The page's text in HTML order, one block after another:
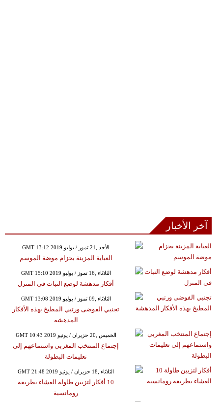
آخر الأخبار
GMT 13:12 2019 الأحد ,21 تموز / يوليو
العباية المزينة بحزام موضة الموسم
GMT 15:10 2019 الثلاثاء ,16 تموز / يوليو
أفكار مدهشة لوضع النبات في المنزل
GMT 13:08 2019 الثلاثاء ,09 تموز / يوليو
تجنبي الفوضى ورتبي المطبخ بهذه الأفكار
المدهشة
GMT 10:43 2019 الخميس ,20 حزيران / يونيو
إجتماع المنتخب المغربي واستماعهم إلى
تعليمات البطولة
GMT 21:48 2019 الثلاثاء ,18 حزيران / يونيو
10 أفكار لتزيين طاولة العشاء بطريقة
رومانسية